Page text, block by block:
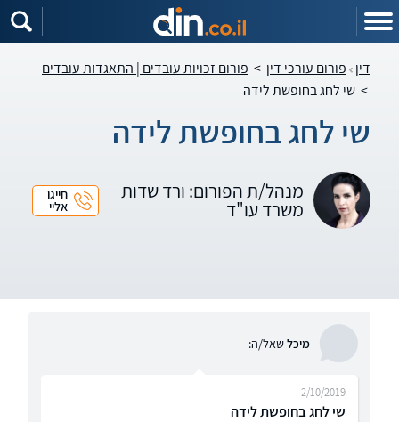
דין פורום עורכי דין > פורום זכויות עובדים | התאגדות עובדים
> שי לחג בחופשת לידה
שי לחג בחופשת לידה
מנהל/ת הפורום: ורד שדות
משרד עו"ד
חייגו
אליי
מיכלשאל/ה:
שי לחג בחופשת לידה
2/10/2019